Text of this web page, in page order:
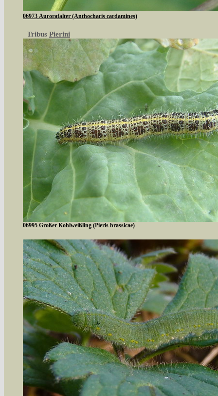
06973 Aurorafalter (Anthocharis cardamines)
Tribus Pierini
06995 Großer Kohlweißling (Pieris brassicae)